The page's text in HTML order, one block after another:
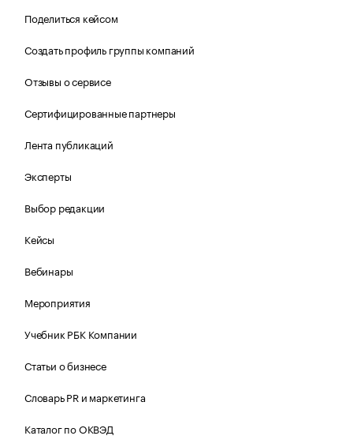
Поделиться кейсом
Создать профиль группы компаний
Отзывы о сервисе
Сертифицированные партнеры
Лента публикаций
Эксперты
Выбор редакции
Кейсы
Вебинары
Мероприятия
Учебник РБК Компании
Статьи о бизнесе
Словарь PR и маркетинга
Каталог по ОКВЭД